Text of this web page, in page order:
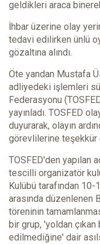
geldikleri araca
İhbar üzerine olay
tedavi edilirken ünlü
gözaltına alındı.
Öte yandan Mustafa
adliyedeki işlemleri
Federasyonu
yayınladı. TOSFED
duyurarak, olayın
görevlilerine teşekkür
TOSFED'den yapılan
tescilli organizatör
Kulübü tarafından
arasında düzenlenen
töreninin
bir grup, 'yoldan
edilmediğine' dair